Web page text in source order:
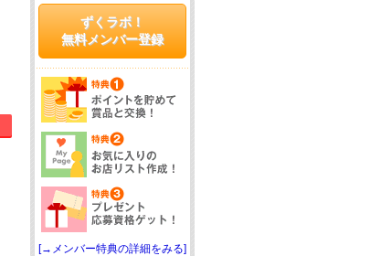
ずくラボ！
無料メンバー登録
[→メンバー特典の詳細をみる]